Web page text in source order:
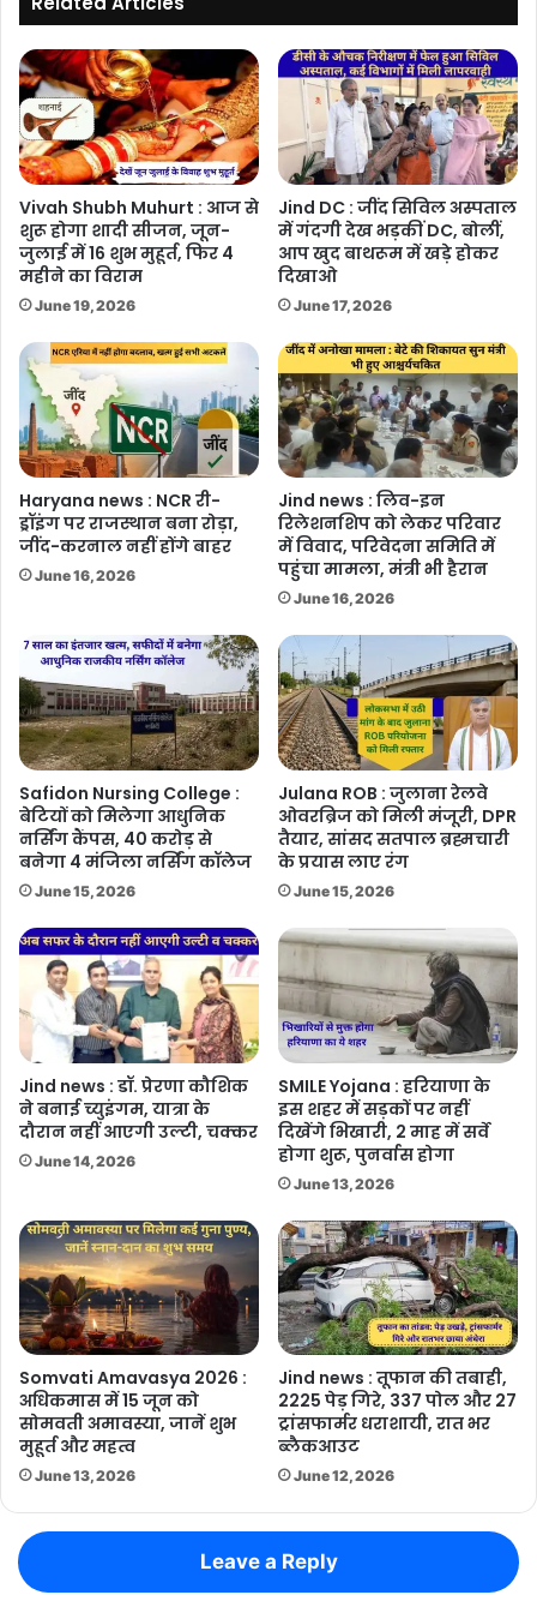
भाव
Vivah Shubh Muhurt : आज से
शुरू होगा शादी सीजन, जून-
जुलाई में 16 शुभ मुहूर्त, फिर 4
महीने का विराम
June 19, 2026
Jind DC : जींद सिविल अस्पताल
में गंदगी देख भड़कीं DC, बोलीं,
आप खुद बाथरूम में खड़े होकर
दिखाओ
June 17, 2026
Haryana news : NCR री-
ड्रॉइंग पर राजस्थान बना रोड़ा,
जींद-करनाल नहीं होंगे बाहर
June 16, 2026
Jind news : लिव-इन
रिलेशनशिप को लेकर परिवार
में विवाद, परिवेदना समिति में
पहुंचा मामला, मंत्री भी हैरान
June 16, 2026
Safidon Nursing College :
बेटियों को मिलेगा आधुनिक
नर्सिंग कैंपस, 40 करोड़ से
बनेगा 4 मंजिला नर्सिंग कॉलेज
June 15, 2026
Julana ROB : जुलाना रेलवे
ओवरब्रिज को मिली मंजूरी, DPR
तैयार, सांसद सतपाल ब्रह्मचारी
के प्रयास लाए रंग
June 15, 2026
Jind news : डॉ. प्रेरणा कौशिक
ने बनाई च्युइंगम, यात्रा के
दौरान नहीं आएगी उल्टी, चक्कर
June 14, 2026
SMILE Yojana : हरियाणा के
इस शहर में सड़कों पर नहीं
दिखेंगे भिखारी, 2 माह में सर्वे
होगा शुरू, पुनर्वास होगा
June 13, 2026
Somvati Amavasya 2026 :
अधिकमास में 15 जून को
सोमवती अमावस्या, जानें शुभ
मुहूर्त और महत्व
June 13, 2026
Jind news : तूफान की तबाही,
2225 पेड़ गिरे, 337 पोल और 27
ट्रांसफार्मर धराशायी, रात भर
ब्लैकआउट
June 12, 2026
Leave a Reply